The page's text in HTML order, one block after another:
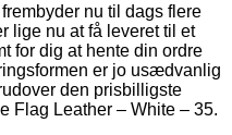
nu til dags flere
lige nu at få leveret til et
for dig at hente din ordre
er jo usædvanlig
den prisbilligste
Flag Leather – White – 35.